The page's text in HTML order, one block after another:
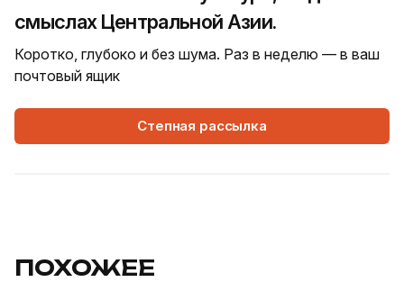
смыслах Центральной Азии.
Коротко, глубоко и без шума. Раз в неделю — в ваш
почтовый ящик
Степная рассылка
ПОХОЖЕЕ